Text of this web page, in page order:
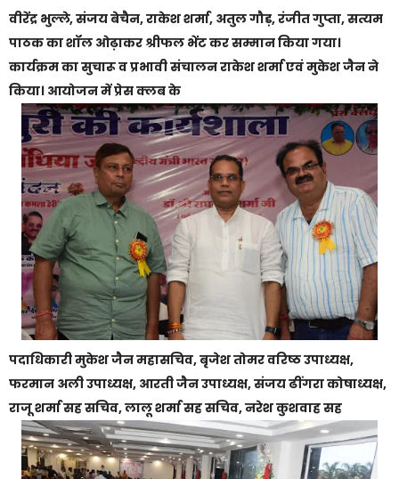
वीरेंद्र भुल्ले, संजय बेचैन, राकेश शर्मा, अतुल गौड़, रंजीत गुप्ता, सत्यम
पाठक का शॉल ओढ़ाकर श्रीफल भेंट कर सम्मान किया गया।
कार्यक्रम का सुचारू व प्रभावी संचालन राकेश शर्मा एवं मुकेश जैन ने
किया। आयोजन में प्रेस क्लब के
पदाधिकारी मुकेश जैन महासचिव, बृजेश तोमर वरिष्ठ उपाध्यक्ष,
फरमान अली उपाध्यक्ष, आरती जैन उपाध्यक्ष, संजय ढींगरा कोषाध्यक्ष,
राजू शर्मा सह सचिव, लालू शर्मा सह सचिव, नरेश कुशवाह सह